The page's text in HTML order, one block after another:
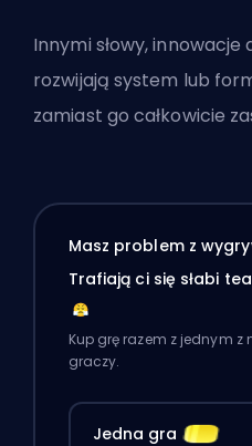
Innymi słowy, innowacje
rozwijają system lub
zamiast go całkowicie
Masz problem z
Trafiają ci się słabi
Kup grę razem z jednym z
graczy.
Jedna gra